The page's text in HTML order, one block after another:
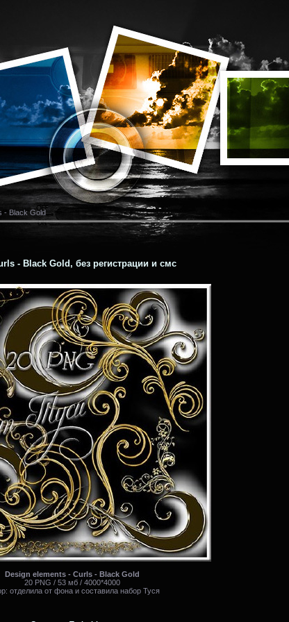
- Black Gold
- Black Gold, без регистрации и смс
Design elements - Curls - Black Gold
20 PNG / 53 мб / 4000*4000
отделила от фона и составила набор Туся